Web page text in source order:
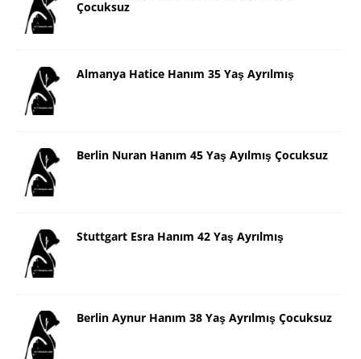
Çocuksuz
Almanya Hatice Hanım 35 Yaş Ayrılmış
Berlin Nuran Hanım 45 Yaş Ayılmış Çocuksuz
Stuttgart Esra Hanım 42 Yaş Ayrılmış
Berlin Aynur Hanım 38 Yaş Ayrılmış Çocuksuz